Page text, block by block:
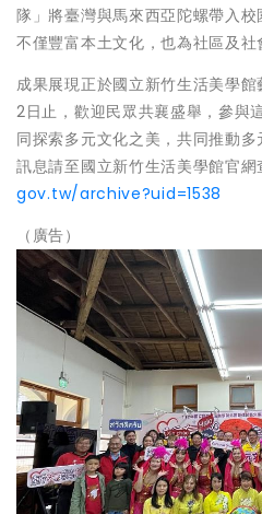
隊」將臺灣與馬來西亞陀螺帶入校
不僅豐富本土文化，也為社區及社
成果展現正於國立新竹生活美學
2日止，歡迎民眾共襄盛舉，參與
同探索多元文化之美，共同推動
訊息請至國立新竹生活美學館官網
gov.tw/archive?uid=1538
（廣告）